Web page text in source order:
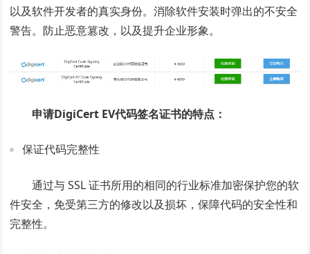
以及软件开发者的真实身份。消除软件安装时弹出的不安全
警告。防止恶意篡改，以及提升企业形象。
申请DigiCert EV代码签名证书的特点：
保证代码完整性
通过与 SSL 证书所用的相同的行业标准加密保护您的软
件安全，免受第三方的修改以及损坏，保障代码的安全性和
完整性。